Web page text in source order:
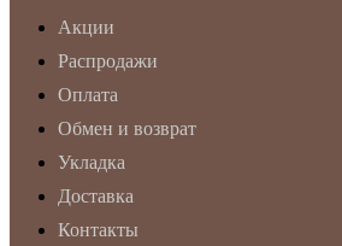
Акции
Распродажи
Оплата
Обмен и возврат
Укладка
Доставка
Контакты